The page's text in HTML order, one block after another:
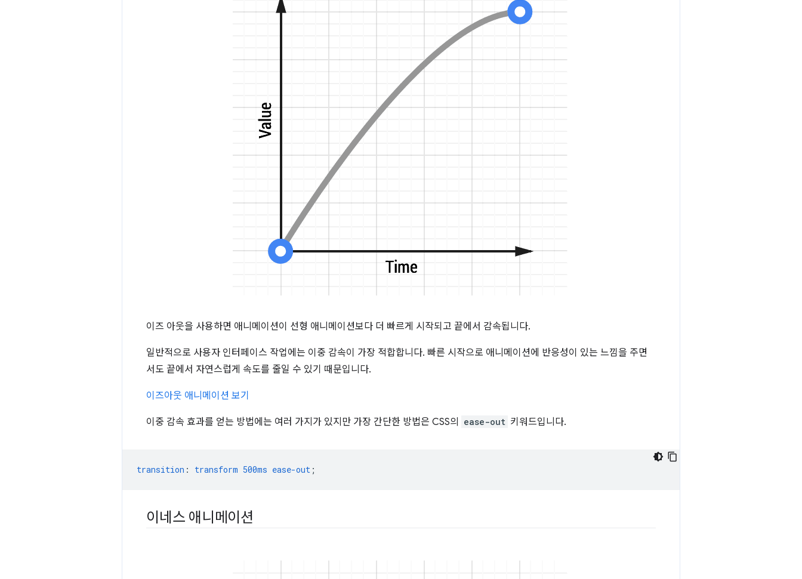
이즈 아웃을 사용하면 애니메이션이 선형 애니메이션보다 더 빠르게 시작되고 끝에서 감속됩니다.
일반적으로 사용자 인터페이스 작업에는 이중 감속이 가장 적합합니다. 빠른 시작으로 애니메이션에 반응성이 있는 느낌을 주면
서도 끝에서 자연스럽게 속도를 줄일 수 있기 때문입니다.
이즈아웃 애니메이션 보기
이중 감속 효과를 얻는 방법에는 여러 가지가 있지만 가장 간단한 방법은 CSS의 ease-out 키워드입니다.
transition : transform 500ms ease-out ;
이네스 애니메이션